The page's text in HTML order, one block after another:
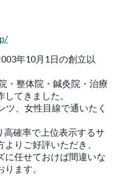
年10月1日の創立以
・整体院・鍼灸院・治療
てきました。
ツ、女性目線で通いたく
高確率で上位表示するサ
りご好評いただき、
に任せておけば間違いな
ます。